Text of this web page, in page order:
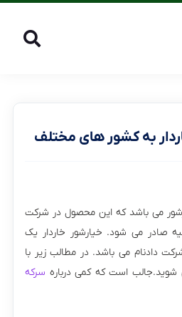
به کشور های مختلف
می باشد که این محصول در شرکت
صادر می شود. خیارشور خاردار یک
دادنام می باشد. در مطالب زیر با
است که کمی درباره سرکه